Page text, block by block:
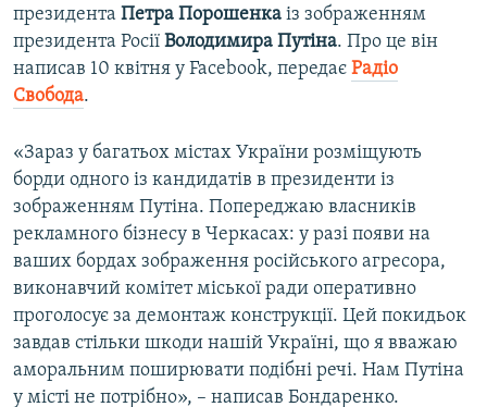
президента Петра Порошенка із зображенням
президента Росії Володимира Путіна. Про це він
написав 10 квітня у Facebook, передає Радіо
Свобода.
«Зараз у багатьох містах України розміщують
борди одного із кандидатів в президенти із
зображенням Путіна. Попереджаю власників
рекламного бізнесу в Черкасах: у разі появи на
ваших бордах зображення російського агресора,
виконавчий комітет міської ради оперативно
проголосує за демонтаж конструкції. Цей покидьок
завдав стільки шкоди нашій Україні, що я вважаю
аморальним поширювати подібні речі. Нам Путіна
у місті не потрібно», – написав Бондаренко.